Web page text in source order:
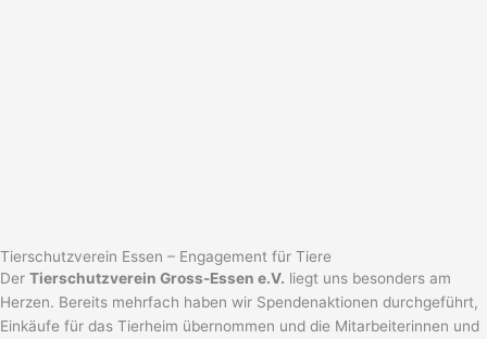
Tierschutzverein Essen – Engagement für Tiere
Der Tierschutzverein Gross-Essen e.V. liegt uns besonders am
Herzen. Bereits mehrfach haben wir Spendenaktionen durchgeführt,
Einkäufe für das Tierheim übernommen und die Mitarbeiterinnen und